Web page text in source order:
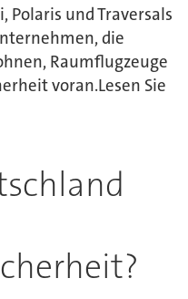
Polaris und Traversals
die
Raumflugzeuge
voran.Lesen Sie